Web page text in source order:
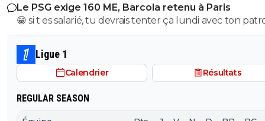
comme ca !
Le PSG exige 160 ME, Barcola retenu à Paris
😁 si t es salarié, tu devrais tenter ça lundi avec ton
pour voir ce qu’il va te répondre
Ligue 1
Calendrier Résultats
REGULAR SEASON